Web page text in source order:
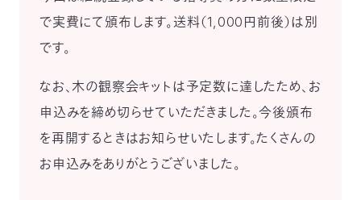
で実費にて頒布します。送料（1,000円前後）は別
です。
なお、木の観察会キットは予定数に達したため、お
申込みを締め切らせていただきました。今後頒布
を再開するときはお知らせいたします。たくさんの
お申込みをありがとうございました。